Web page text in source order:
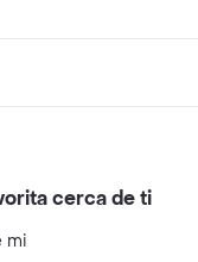
cerca de ti
mi